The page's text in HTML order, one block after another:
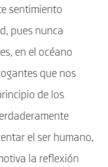
sentimiento
pues nunca
en el océano
que nos
de los
el ser humano,
la reflexión